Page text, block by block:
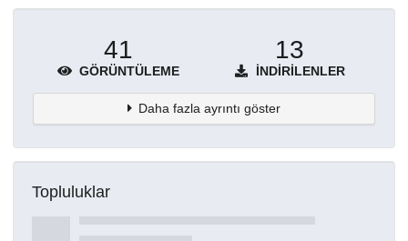
41
GÖRÜNTÜLEME
13
İNDIRILENLER
Daha fazla ayrıntı göster
Topluluklar